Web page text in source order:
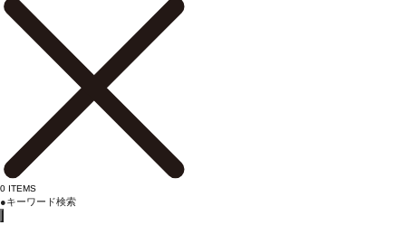
0 ITEMS
●キーワード検索